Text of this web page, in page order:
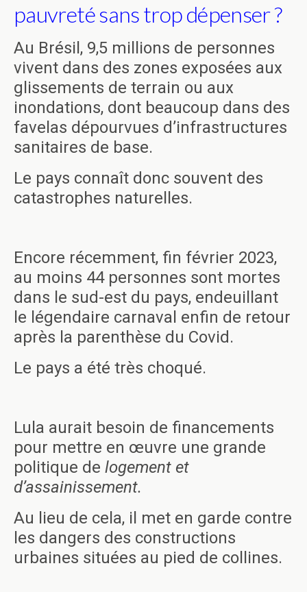
pauvreté sans trop dépenser ?
Au Brésil, 9,5 millions de personnes
vivent dans des zones exposées aux
glissements de terrain ou aux
inondations, dont beaucoup dans des
favelas dépourvues d’infrastructures
sanitaires de base.
Le pays connaît donc souvent des
catastrophes naturelles.
Encore récemment, fin février 2023,
au moins 44 personnes sont mortes
dans le sud-est du pays, endeuillant
le légendaire carnaval enfin de retour
après la parenthèse du Covid.
Le pays a été très choqué.
Lula aurait besoin de financements
pour mettre en œuvre une grande
politique de logement et
d’assainissement.
Au lieu de cela, il met en garde contre
les dangers des constructions
urbaines situées au pied de collines.